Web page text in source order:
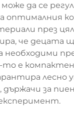
да се
през
че
е
за